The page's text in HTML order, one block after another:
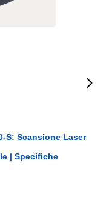
S: Scansione Laser
| Specifiche